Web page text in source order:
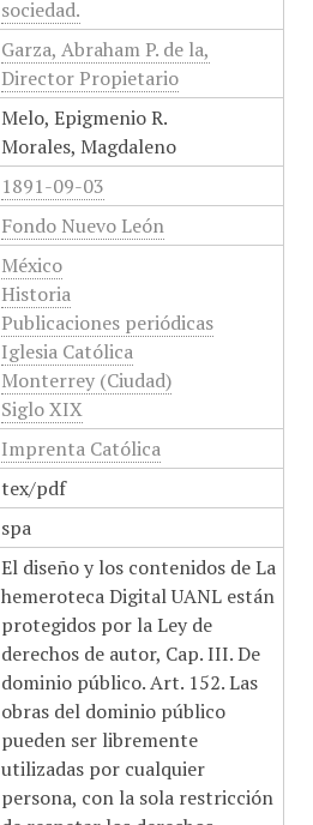
sociedad.
Garza, Abraham P. de la,
Director Propietario
Melo, Epigmenio R.
Morales, Magdaleno
1891-09-03
Fondo Nuevo León
México
Historia
Publicaciones periódicas
Iglesia Católica
Monterrey (Ciudad)
Siglo XIX
Imprenta Católica
tex/pdf
spa
El diseño y los contenidos de La
hemeroteca Digital UANL están
protegidos por la Ley de
derechos de autor, Cap. III. De
dominio público. Art. 152. Las
obras del dominio público
pueden ser libremente
utilizadas por cualquier
persona, con la sola restricción